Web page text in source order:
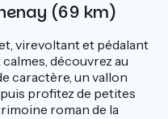
(69 km)
virevoltant et pédalant
découvrez au
caractère, un vallon
profitez de petites
roman de la